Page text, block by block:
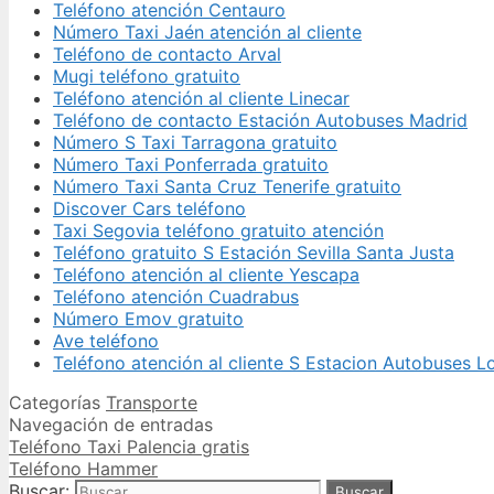
Teléfono atención Centauro
Número Taxi Jaén atención al cliente
Teléfono de contacto Arval
Mugi teléfono gratuito
Teléfono atención al cliente Linecar
Teléfono de contacto Estación Autobuses Madrid
Número S Taxi Tarragona gratuito
Número Taxi Ponferrada gratuito
Número Taxi Santa Cruz Tenerife gratuito
Discover Cars teléfono
Taxi Segovia teléfono gratuito atención
Teléfono gratuito S Estación Sevilla Santa Justa
Teléfono atención al cliente Yescapa
Teléfono atención Cuadrabus
Número Emov gratuito
Ave teléfono
Teléfono atención al cliente S Estacion Autobuses
Categorías Transporte
Navegación de entradas
Teléfono Taxi Palencia gratis
Teléfono Hammer